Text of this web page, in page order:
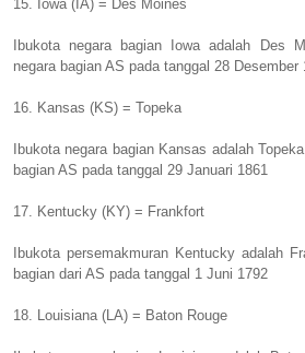
15. Iowa (IA) = Des Moines
Ibukota negara bagian Iowa adalah Des
negara bagian AS pada tanggal 28 Desember
16. Kansas (KS) = Topeka
Ibukota negara bagian Kansas adalah
bagian AS pada tanggal 29 Januari 1861
17. Kentucky (KY) = Frankfort
Ibukota persemakmuran Kentucky adalah
bagian dari AS pada tanggal 1 Juni 1792
18. Louisiana (LA) = Baton Rouge